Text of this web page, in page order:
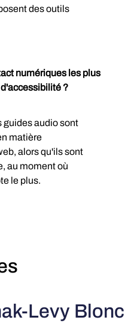
des outils
numériques les plus
?
guides audio sont
matière
alors qu'ils sont
au moment où
le plus.
Levy